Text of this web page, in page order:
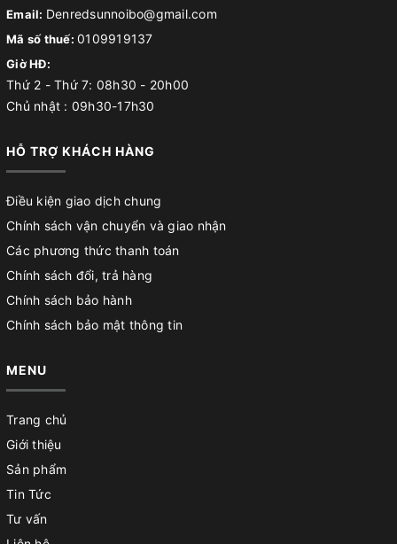
Email: Denredsunnoibo@gmail.com
Mã số thuế: 0109919137
Giờ HĐ:
Thứ 2 - Thứ 7: 08h30 - 20h00
Chủ nhật : 09h30-17h30
HỖ TRỢ KHÁCH HÀNG
Điều kiện giao dịch chung
Chính sách vận chuyển và giao nhận
Các phương thức thanh toán
Chính sách đổi, trả hàng
Chính sách bảo hành
Chính sách bảo mật thông tin
MENU
Trang chủ
Giới thiệu
Sản phẩm
Tin Tức
Tư vấn